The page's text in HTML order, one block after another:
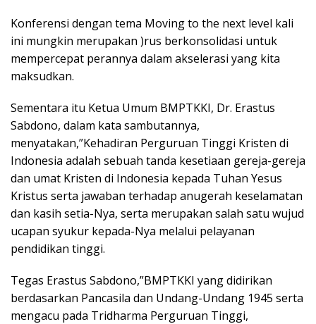
Konferensi dengan tema Moving to the next level kali
ini mungkin merupakan )rus berkonsolidasi untuk
mempercepat perannya dalam akselerasi yang kita
maksudkan.
Sementara itu Ketua Umum BMPTKKI, Dr. Erastus
Sabdono, dalam kata sambutannya,
menyatakan,”Kehadiran Perguruan Tinggi Kristen di
Indonesia adalah sebuah tanda kesetiaan gereja-gereja
dan umat Kristen di Indonesia kepada Tuhan Yesus
Kristus serta jawaban terhadap anugerah keselamatan
dan kasih setia-Nya, serta merupakan salah satu wujud
ucapan syukur kepada-Nya melalui pelayanan
pendidikan tinggi.
Tegas Erastus Sabdono,”BMPTKKI yang didirikan
berdasarkan Pancasila dan Undang-Undang 1945 serta
mengacu pada Tridharma Perguruan Tinggi,